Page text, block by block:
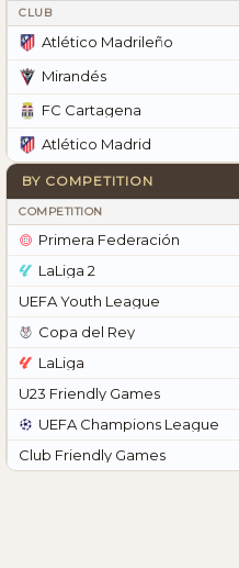
CLUB
Atlético Madrileño
Mirandés
FC Cartagena
Atlético Madrid
BY COMPETITION
COMPETITION
Primera Federación
LaLiga 2
UEFA Youth League
Copa del Rey
LaLiga
U23 Friendly Games
UEFA Champions League
Club Friendly Games